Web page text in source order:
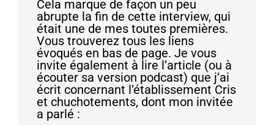
Cela marque de façon un peu
abrupte la fin de cette interview, qui
était une de mes toutes premières.
Vous trouverez tous les liens
évoqués en bas de page. Je vous
invite également à lire l’article (ou à
écouter sa version podcast) que j’ai
écrit concernant l’établissement Cris
et chuchotements, dont mon invitée
a parlé :